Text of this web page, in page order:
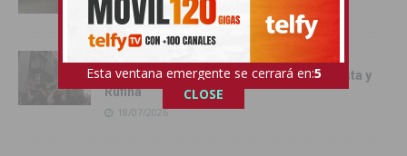
Fiestas con el traslado de las Santas Justa y
Rufina
18/07/2026
Esta ventana emergente se cerrará en:4
CLOSE